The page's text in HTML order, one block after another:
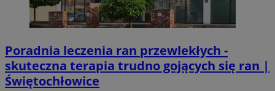
Poradnia leczenia ran przewlekłych -
skuteczna terapia trudno gojących się ran |
Świętochłowice